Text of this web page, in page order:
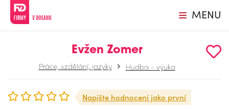
MENU
Evžen Zomer
Práce, vzdělání, jazyky Hudba - výuka
Napište hodnocení jako první